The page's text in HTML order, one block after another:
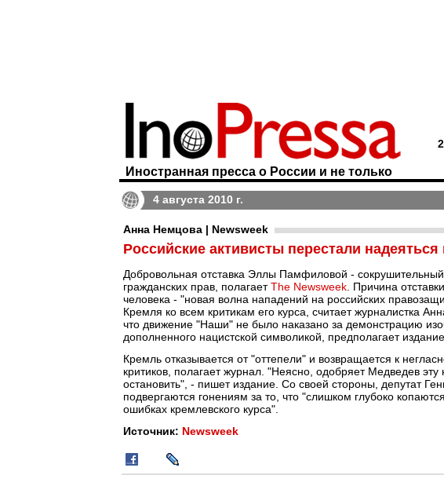
Иностранная пресса о России и не только
4 августа 2010 г.
Анна Немцова | Newsweek
Российские активисты перестали надеяться
Добровольная отставка Эллы Памфиловой -
гражданских прав, полагаетThe Newsweek . Причина
человека - "новая волна нападений на российских
Кремля ко всем критикам его курса, считает журналистка
что движение "Наши" не было наказано за демонстрацию
дополненного нацистской символикой, предполагает издание.
Кремль отказывается от "оттепели" и возвращается к
критиков, полагает журнал. "Неясно, одобряет Медведев
остановить", - пишет издание. Со своей стороны, депутат
подвергаются гонениям за то, что "слишком глубоко
ошибках кремлевского курса".
Источник: Newsweek